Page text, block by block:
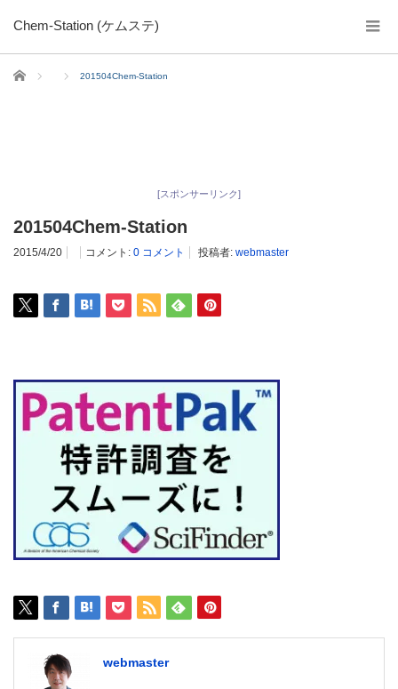
Chem-Station (ケムステ)
ホーム 201504Chem-Station
[スポンサーリンク]
201504Chem-Station
2015/4/20 コメント: 0 コメント 投稿者: webmaster
webmaster